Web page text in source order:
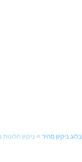
בלוג ניקיון מהיר» ניקיון